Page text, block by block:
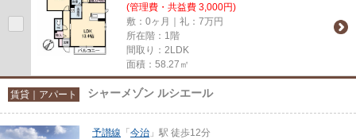
(管理費・共益費 3,000円)
敷：0ヶ月｜礼：7万円
所在階：1階
間取り：2LDK
面積：58.27㎡
賃貸｜アパート シャーメゾン ルシエール
予讃線 「 今治 」駅 徒歩12分